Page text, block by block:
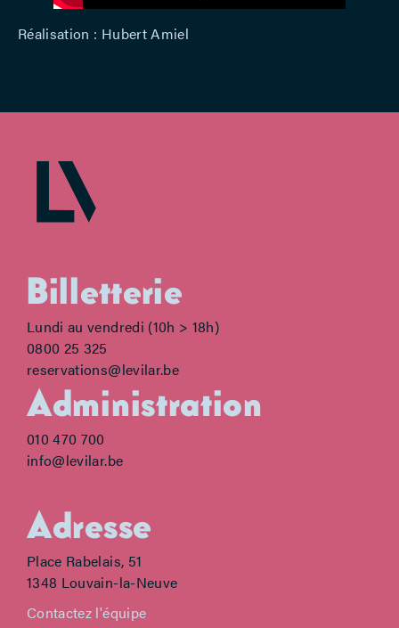
Réalisation : Hubert Amiel
Billetterie
Lundi au vendredi (10h > 18h)
0800 25 325
reservations@levilar.be
Administration
010 470 700
info@levilar.be
Adresse
Place Rabelais, 51
1348 Louvain-la-Neuve
Contactez l'équipe